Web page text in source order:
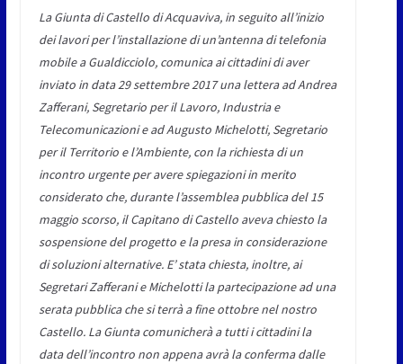
La Giunta di Castello di Acquaviva, in seguito all’inizio
dei lavori per l’installazione di un’antenna di telefonia
mobile a Gualdicciolo, comunica ai cittadini di aver
inviato in data 29 settembre 2017 una lettera ad Andrea
Zafferani, Segretario per il Lavoro, Industria e
Telecomunicazioni e ad Augusto Michelotti, Segretario
per il Territorio e l’Ambiente, con la richiesta di un
incontro urgente per avere spiegazioni in merito
considerato che, durante l’assemblea pubblica del 15
maggio scorso, il Capitano di Castello aveva chiesto la
sospensione del progetto e la presa in considerazione
di soluzioni alternative. E’ stata chiesta, inoltre, ai
Segretari Zafferani e Michelotti la partecipazione ad una
serata pubblica che si terrà a fine ottobre nel nostro
Castello. La Giunta comunicherà a tutti i cittadini la
data dell’incontro non appena avrà la conferma dalle